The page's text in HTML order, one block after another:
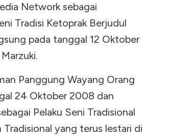
Network sebagai
Tradisi Ketoprak Berjudul
pada tanggal 12 Oktober
Panggung Wayang Orang
24 Oktober 2008 dan
Pelaku Seni Tradisional
yang terus lestari di